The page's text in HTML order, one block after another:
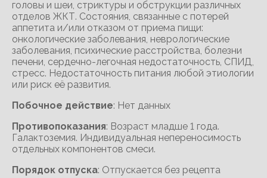
головы и шеи, стриктуры и обструкции различных
отделов ЖКТ. Состояния, связанные с потерей
аппетита и/или отказом от приема пищи:
онкологические заболевания, неврологические
заболевания, психические расстройства, болезни
печени, сердечно-легочная недостаточность, СПИД,
стресс. Недостаточность питания любой этиологии
или риск её развития.
Побочное действие: Нет данных
Противопоказания: Возраст младше 1 года.
Галактоземия. Индивидуальная непереносимость
отдельных компонентов смеси.
Порядок отпуска: Отпускается без рецепта